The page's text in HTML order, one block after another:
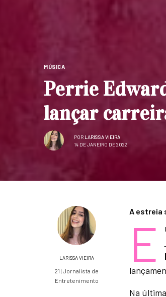
MÚSICA
Perrie
lançar
POR LARISSA VIEIRA
14 DE JANEIRO DE 2022
LARISSA VIEIRA
21 | Jornalista de
Entretenimento
A estreia
E
Na